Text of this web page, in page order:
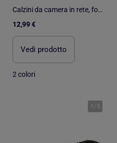
Calzini da camera in rete, foderato in sherpa, antiscivolo donna Isotoner
12,99 €
Vedi prodotto
2 colori
1 / 5